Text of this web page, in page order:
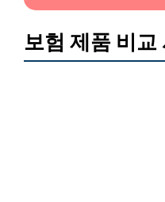
보험 제품 비교